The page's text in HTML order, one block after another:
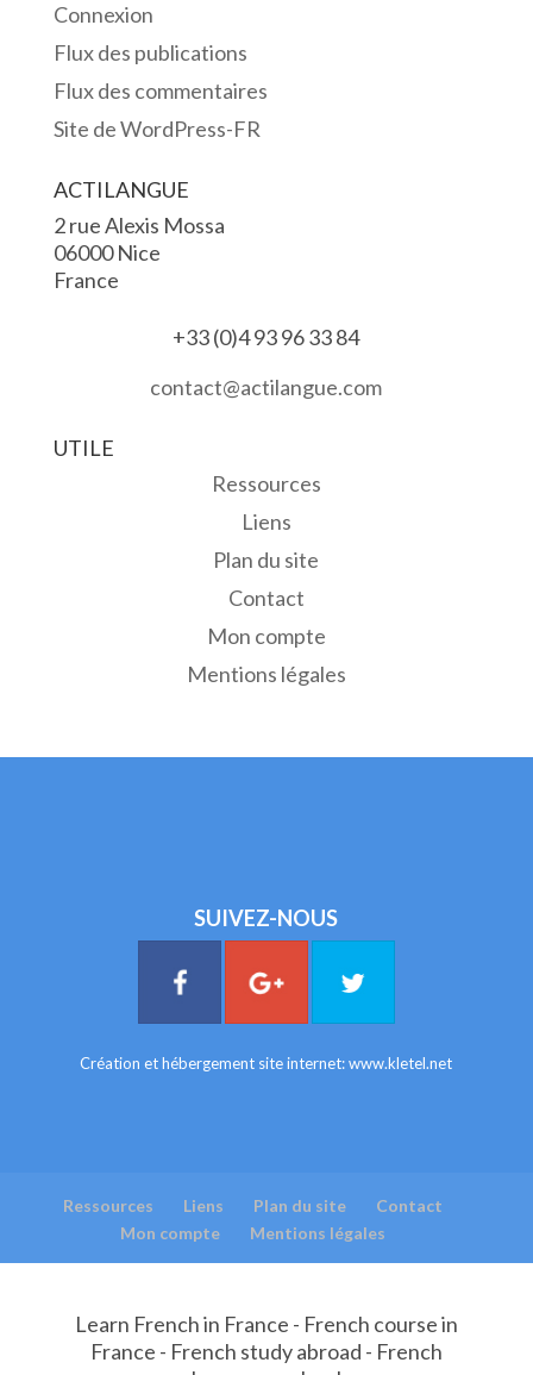
Connexion
Flux des publications
Flux des commentaires
Site de WordPress-FR
ACTILANGUE
2 rue Alexis Mossa
06000 Nice
France
+33 (0)4 93 96 33 84
contact@actilangue.com
UTILE
Ressources
Liens
Plan du site
Contact
Mon compte
Mentions légales
SUIVEZ-NOUS
Création et hébergement site internet:www.kletel.net
Ressources Liens Plan du site
Contact
Mon compte
Mentions légales
Learn French in France - French course in
France - French study abroad - French